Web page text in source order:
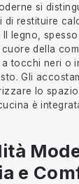
si
di restituire
Il legno,
della
tocchi neri o
Gli
lo
è
e